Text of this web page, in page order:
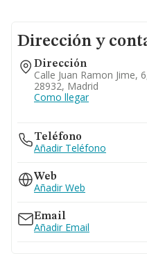
Dirección y
Dirección
Calle Juan Ramon Jime,
28932, Madrid
Como llegar
Teléfono
Añadir Teléfono
Web
Añadir Web
Email
Añadir Email